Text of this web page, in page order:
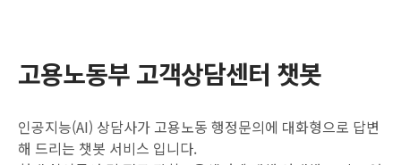
고용노동부 고객상담센터 챗봇
인공지능(AI) 상담사가 고용노동 행정문의에 대화형으로 답변
해 드리는 챗봇 서비스 입니다.